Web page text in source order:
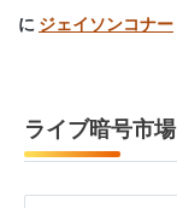
に ジェイソンコナー
ライブ暗号市場